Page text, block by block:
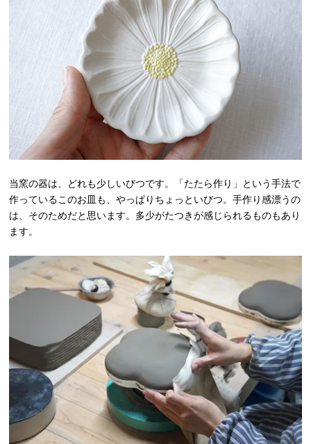
当窯の器は、どれも少しいびつです。「たたら作り」という手法で
作っているこのお皿も、やっぱりちょっといびつ。手作り感漂うの
は、そのためだと思います。多少がたつきが感じられるものもあり
ます。